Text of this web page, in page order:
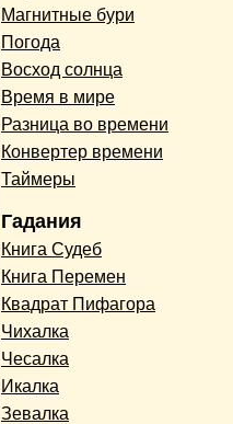
Магнитные бури
Погода
Восход солнца
Время в мире
Разница во времени
Конвертер времени
Таймеры
Гадания
Книга Судеб
Книга Перемен
Квадрат Пифагора
Чихалка
Чесалка
Икалка
Зевалка